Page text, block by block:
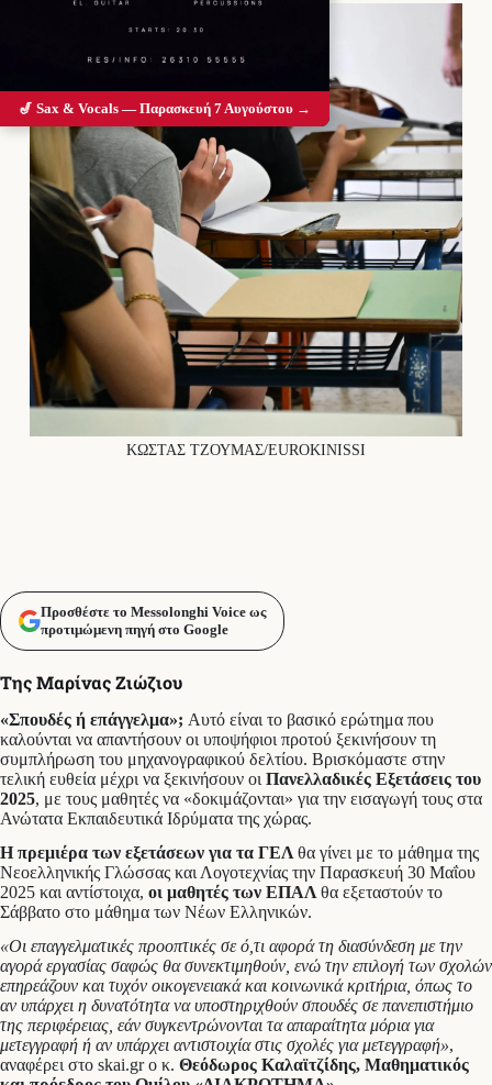
ΚΩΣΤΑΣ ΤΖΟΥΜΑΣ/EUROKINISSI
Προσθέστε το Messolonghi Voice ως
προτιμώμενη πηγή στο Google
Της Μαρίνας Ζιώζιου
«Σπουδές ή επάγγελμα»; Αυτό είναι το βασικό ερώτημα που
καλούνται να απαντήσουν οι υποψήφιοι προτού ξεκινήσουν τη
συμπλήρωση του μηχανογραφικού δελτίου. Βρισκόμαστε στην
τελική ευθεία μέχρι να ξεκινήσουν οι Πανελλαδικές Εξετάσεις του
2025, με τους μαθητές να «δοκιμάζονται» για την εισαγωγή τους στα
Ανώτατα Εκπαιδευτικά Ιδρύματα της χώρας.
Η πρεμιέρα των εξετάσεων για τα ΓΕΛ θα γίνει με το μάθημα της
Νεοελληνικής Γλώσσας και Λογοτεχνίας την Παρασκευή 30 Μαΐου
2025 και αντίστοιχα, οι μαθητές των ΕΠΑΛ θα εξεταστούν το
Σάββατο στο μάθημα των Νέων Ελληνικών.
«Οι επαγγελματικές προοπτικές σε ό,τι αφορά τη διασύνδεση με την
αγορά εργασίας σαφώς θα συνεκτιμηθούν, ενώ την επιλογή των σχολών
επηρεάζουν και τυχόν οικογενειακά και κοινωνικά κριτήρια, όπως το
αν υπάρχει η δυνατότητα να υποστηριχθούν σπουδές σε πανεπιστήμιο
της περιφέρειας, εάν συγκεντρώνονται τα απαραίτητα μόρια για
μετεγγραφή ή αν υπάρχει αντιστοιχία στις σχολές για μετεγγραφή»,
αναφέρει στο skai.gr ο κ. Θεόδωρος Καλαϊτζίδης, Μαθηματικός
🎷 Sax & Vocals — Παρασκευή 7 Αυγούστου →